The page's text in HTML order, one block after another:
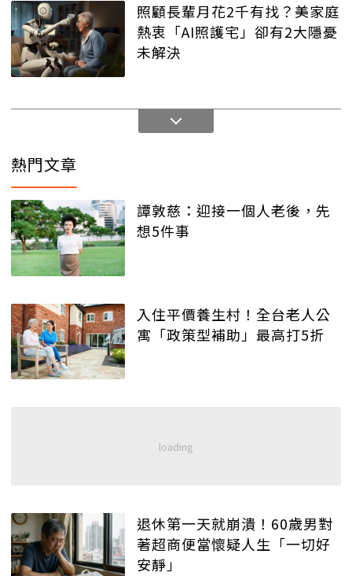
照顧長輩月花2千有找？美家庭
熱衷「AI照護宅」卻有2大隱憂
未解決
熱門文章
譚敦慈：迎接一個人老後，先
想5件事
入住平價養生村！全台老人公
寓「政策型補助」最高打5折
退休第一天就崩潰！60歲男對
著超商便當懷疑人生「一切好
安靜」